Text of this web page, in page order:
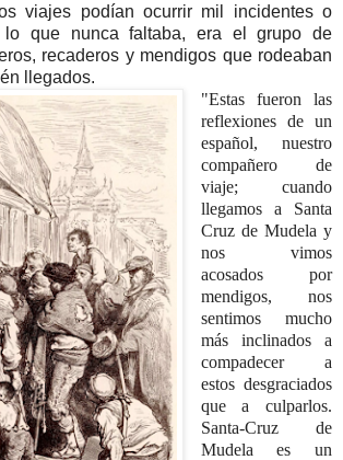
viajes podían ocurrir mil incidentes o
lo que nunca faltaba, era el grupo de
recaderos y mendigos que rodeaban
llegados.
"Estas fueron las
reflexiones de un
español, nuestro
compañero de
viaje; cuando
llegamos a Santa
Cruz de Mudela y
nos vimos
acosados por
mendigos, nos
sentimos mucho
más inclinados a
compadecer a
estos desgraciados
que a culparlos.
Santa-Cruz de
Mudela es un